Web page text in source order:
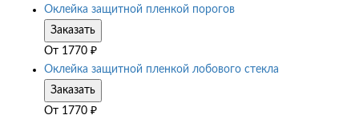
Оклейка защитной пленкой порогов
Заказать
От 1770 ₽
Оклейка защитной пленкой лобового стекла
Заказать
От 1770 ₽